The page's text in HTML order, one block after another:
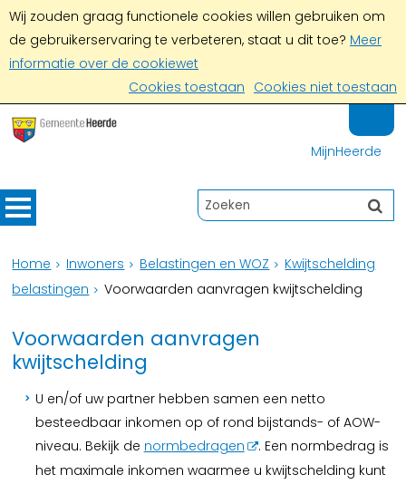
Wij zouden graag functionele cookies willen gebruiken om
de gebruikerservaring te verbeteren, staat u dit toe? Meer
informatie over de cookiewet
Cookies toestaan Cookies niet toestaan
MijnHeerde
Home Inwoners Belastingen en WOZ
Kwijtschelding
belastingen
Voorwaarden aanvragen kwijtschelding
Voorwaarden aanvragen
kwijtschelding
U en/of uw partner hebben samen een netto
besteedbaar inkomen op of rond bijstands- of AOW-
niveau. Bekijk de normbedragen
. Een normbedrag is
het maximale inkomen waarmee u kwijtschelding kunt